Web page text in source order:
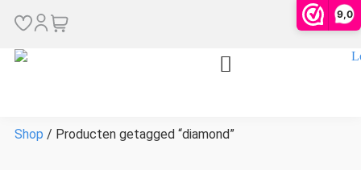
9,0
Shop / Producten getagged “diamond”